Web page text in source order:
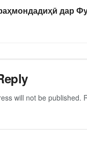
дар
will not be published.